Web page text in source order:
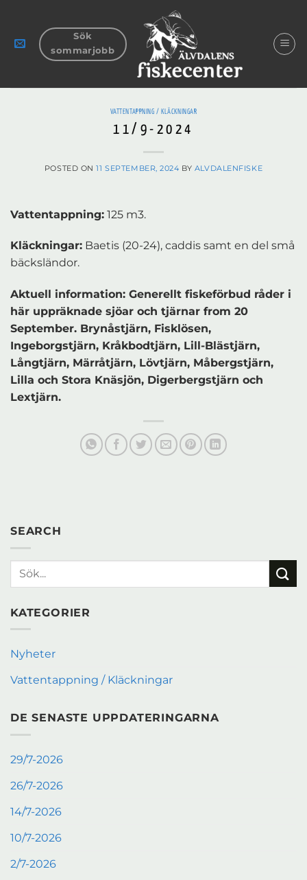
content
Sök
sommarjobb
VATTENTAPPNING / KLÄCKNINGAR
11/9-2024
POSTED ON11 SEPTEMBER, 2024 BY ALVDALENFISKE
Vattentappning: 125 m3.
Kläckningar: Baetis (20-24), caddis samt en del små
bäcksländor.
Aktuell information: Generellt fiskeförbud råder i
här uppräknade sjöar och tjärnar from 20
September. Brynåstjärn, Fisklösen,
Ingeborgstjärn, Kråkbodtjärn, Lill-Blästjärn,
Långtjärn, Märråtjärn, Lövtjärn, Måbergstjärn,
Lilla och Stora Knäsjön, Digerbergstjärn och
Lextjärn.
SEARCH
KATEGORIER
Nyheter
Vattentappning / Kläckningar
DE SENASTE UPPDATERINGARNA
29/7-2026
26/7-2026
14/7-2026
10/7-2026
2/7-2026